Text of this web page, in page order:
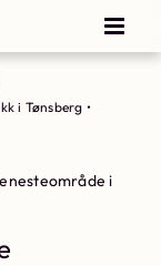
i Tønsberg •
i